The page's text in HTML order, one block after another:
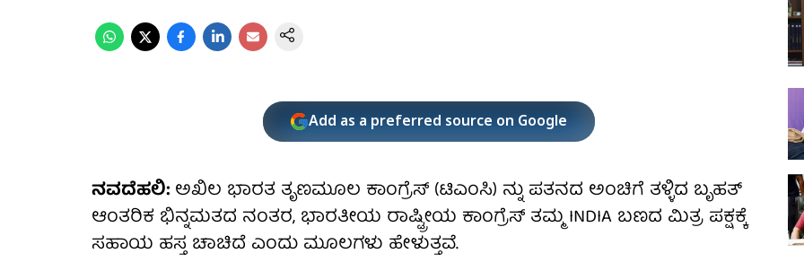
Add as a preferred source on Google
ನವದೆಹಲಿ: ಅಖಿಲ ಭಾರತ ತೃಣಮೂಲ ಕಾಂಗ್ರೆಸ್ (ಟಿಎಂಸಿ) ನ್ನು ಪತನದ ಅಂಚಿಗೆ ತಳ್ಳಿದ ಬೃಹತ್
ಆಂತರಿಕ ಭಿನ್ನಮತದ ನಂತರ, ಭಾರತೀಯ ರಾಷ್ಟ್ರೀಯ ಕಾಂಗ್ರೆಸ್ ತಮ್ಮ INDIA ಬಣದ ಮಿತ್ರ ಪಕ್ಷಕ್ಕೆ
ಸಹಾಯ ಹಸ್ತ ಚಾಚಿದೆ ಎಂದು ಮೂಲಗಳು ಹೇಳುತ್ತವೆ.